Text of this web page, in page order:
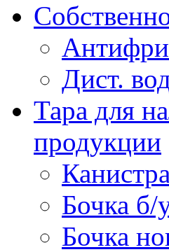
Дист.
Тара для
продукции
Бочка б/
Бочка